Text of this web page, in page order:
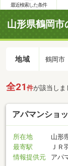
最近検索した条件
山形県鶴岡
地域 鶴岡市
全21 件が該当しま
アパマンショ
所在地
山形
最寄駅
Ｊ
情報提供元
アパ